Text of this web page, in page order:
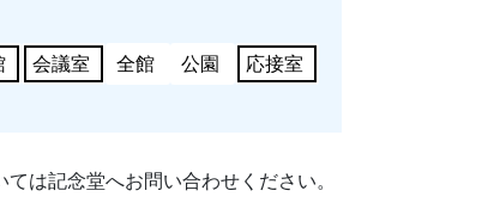
会議室 全館 公園 応接室
は記念堂へお問い合わせください。